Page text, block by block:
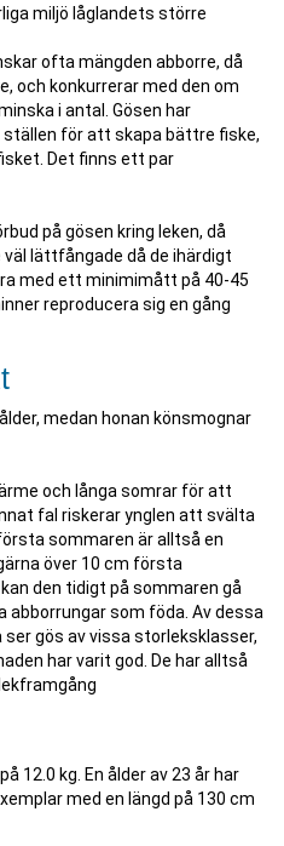
miljö låglandets större
ofta mängden abborre, då
och konkurrerar med den om
i antal. Gösen har
för att skapa bättre fiske,
Det finns ett par
på gösen kring leken, då
lättfångade då de ihärdigt
med ett minimimått på 40-45
reproducera sig en gång
medan honan könsmognar
och långa somrar för att
fal riskerar ynglen att svälta
sommaren är alltså en
över 10 cm första
den tidigt på sommaren gå
abborrungar som föda. Av dessa
gös av vissa storleksklasser,
har varit god. De har alltså
12.0 kg. En ålder av 23 år har
med en längd på 130 cm